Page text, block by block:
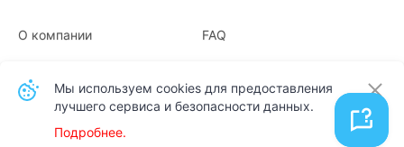
О компании
Квитанции
FAQ
Мы используем cookies для предоставления
лучшего сервиса и безопасности данных.
Подробнее.